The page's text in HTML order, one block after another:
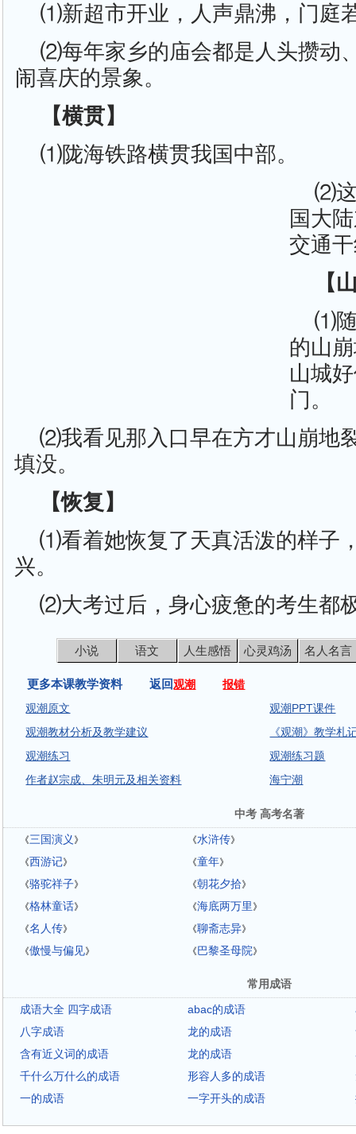
⑴新超市开业，人声鼎沸，门庭
⑵每年家乡的庙会都是人头攒动
闹喜庆的景象。
【横贯】
⑴陇海铁路横贯我国中部。
⑵这
国大
交通
【
⑴随
的山
山城
门。
⑵我看见那入口早在方才山崩地
填没。
【恢复】
⑴看着她恢复了天真活泼的样子
兴。
⑵大考过后，身心疲惫的考生都
小说 语文 人生感悟 心灵鸡汤 名人名言
更多本课教学资料 返回观潮
报错
观潮原文
观潮PPT课件
观潮教材分析及教学建议
《观潮》教学札
观潮练习
观潮练习题
作者赵宗成、朱明元及相关资料
海宁潮
中考 高考名著
《三国演义 》 《水浒传》
《西游记》 《童年》
《骆驼祥子》 《朝花夕拾》
《格林童话》 《海底两万里 》
《名人传》 《聊斋志异》
《傲慢与偏见》 《巴黎圣母院》
常用成语
成语大全 四字成语
abac的成语
八字成语
龙的成语
含有近义词的成语
龙的成语
千什么万什么的成语
形容人多的成语
一的成语
一字开头的成语